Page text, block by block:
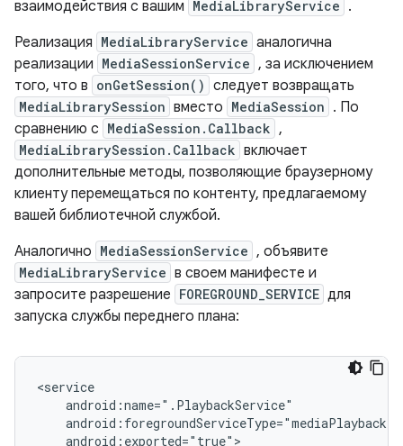
взаимодействия с вашим MediaLibraryService .
Реализация MediaLibraryService аналогична
реализации MediaSessionService , за исключением
того, что в onGetSession() следует возвращать
MediaLibrarySession вместо MediaSession . По
сравнению с MediaSession.Callback ,
MediaLibrarySession.Callback включает
дополнительные методы, позволяющие браузерному
клиенту перемещаться по контенту, предлагаемому
вашей библиотечной службой.
Аналогично MediaSessionService , объявите
MediaLibraryService в своем манифесте и
запросите разрешение FOREGROUND_SERVICE для
запуска службы переднего плана: